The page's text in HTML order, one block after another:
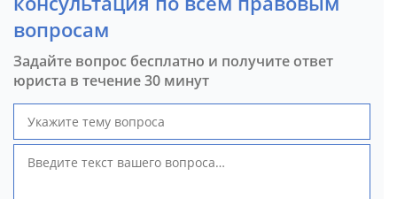
вопросам
Задайте вопрос бесплатно и получите ответ
юриста в течение 30 минут